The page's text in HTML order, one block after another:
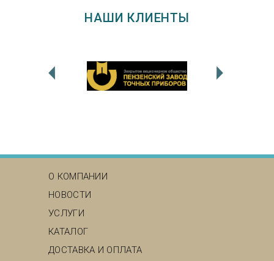
НАШИ КЛИЕНТЫ
О КОМПАНИИ
НОВОСТИ
УСЛУГИ
КАТАЛОГ
ДОСТАВКА И ОПЛАТА